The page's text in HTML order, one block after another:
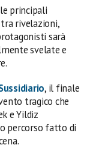
principali
rivelazioni,
sarà
svelate e
, il finale
tragico che
e Yildiz
percorso fatto di